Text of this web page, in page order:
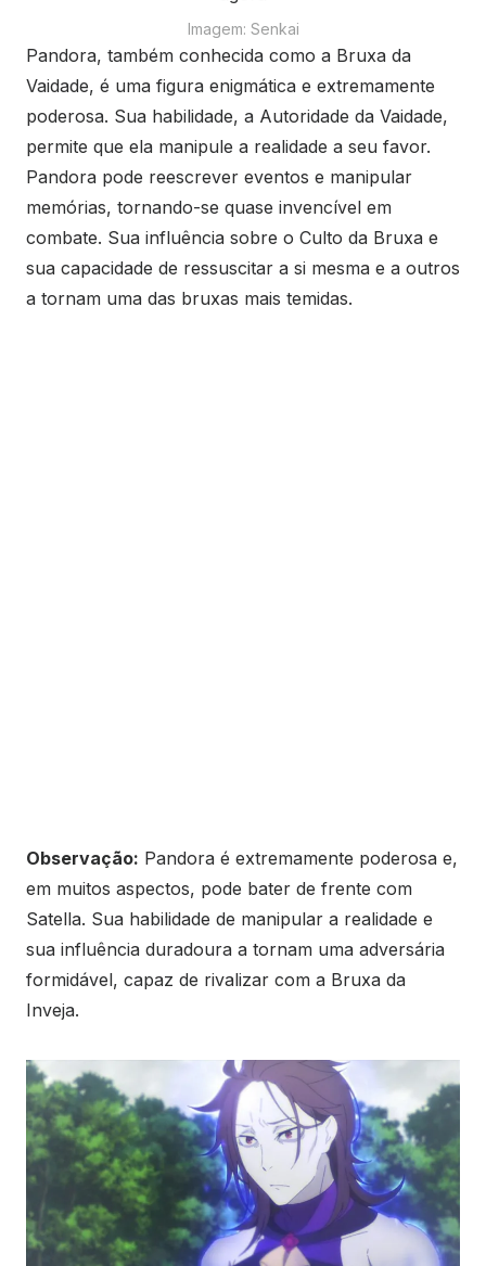
Imagem: Senkai
Pandora, também conhecida como a Bruxa da
Vaidade, é uma figura enigmática e extremamente
poderosa. Sua habilidade, a Autoridade da Vaidade,
permite que ela manipule a realidade a seu favor.
Pandora pode reescrever eventos e manipular
memórias, tornando-se quase invencível em
combate. Sua influência sobre o Culto da Bruxa e
sua capacidade de ressuscitar a si mesma e a outros
a tornam uma das bruxas mais temidas.
Observação: Pandora é extremamente poderosa e,
em muitos aspectos, pode bater de frente com
Satella. Sua habilidade de manipular a realidade e
sua influência duradoura a tornam uma adversária
formidável, capaz de rivalizar com a Bruxa da
Inveja.